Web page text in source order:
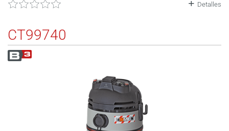
Detalles
CT99740